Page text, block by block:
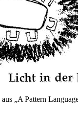
„A Pattern